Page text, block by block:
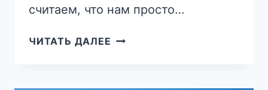
считаем, что нам просто…
ЧИТАТЬ ДАЛЕЕ ПОЧЕМУ